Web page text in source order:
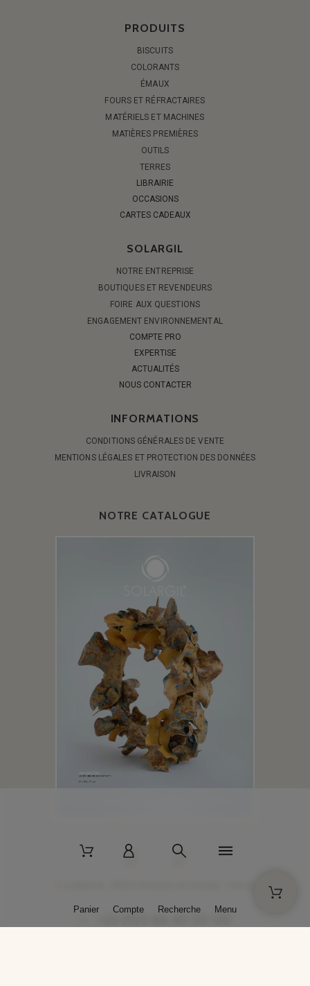
PRODUITS
BISCUITS
COLORANTS
ÉMAUX
FOURS ET RÉFRACTAIRES
MATÉRIELS ET MACHINES
MATIÈRES PREMIÈRES
OUTILS
TERRES
LIBRAIRIE
OCCASIONS
CARTES CADEAUX
SOLARGIL
NOTRE ENTREPRISE
BOUTIQUES ET REVENDEURS
FOIRE AUX QUESTIONS
ENGAGEMENT ENVIRONNEMENTAL
COMPTE PRO
EXPERTISE
ACTUALITÉS
NOUS CONTACTER
INFORMATIONS
CONDITIONS GÉNÉRALES DE VENTE
MENTIONS LÉGALES ET PROTECTION DES DONNÉES
LIVRAISON
NOTRE CATALOGUE
+33 (0)3 86 45 50 00
Panier Compte Recherche Menu